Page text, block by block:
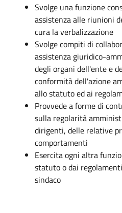
Svolge una funzione
assistenza alle riunioni
cura la verbalizzazione
Svolge compiti di
assistenza giuridico-
degli organi dell'ente e
conformità dell'azione
allo statuto ed ai
Provvede a forme di
sulla regolarità
dirigenti, delle relative
comportamenti
Esercita ogni altra
statuto o dai
sindaco